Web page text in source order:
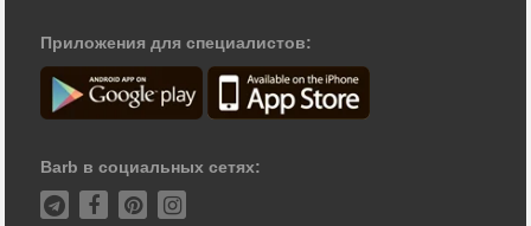
Приложения для специалистов:
Barb в социальных сетях: